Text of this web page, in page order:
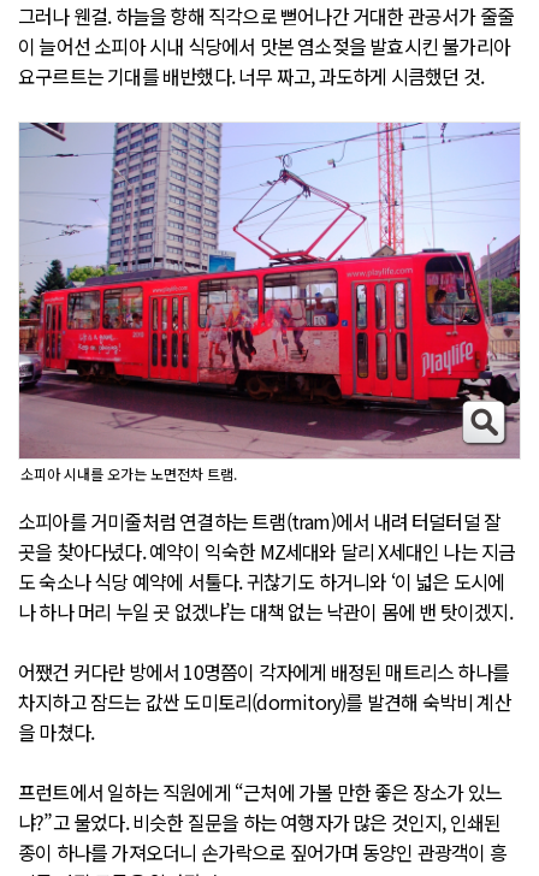
그러나 웬걸. 하늘을 향해 직각으로 뻗어나간 거대한 관공서가 줄줄
이 늘어선 소피아 시내 식당에서 맛본 염소젖을 발효시킨 불가리아
요구르트는 기대를 배반했다. 너무 짜고, 과도하게 시큼했던 것.
소피아 시내를 오가는 노면전차 트램.
소피아를 거미줄처럼 연결하는 트램(tram)에서 내려 터덜터덜 잘
곳을 찾아다녔다. 예약이 익숙한 MZ세대와 달리 X세대인 나는 지금
도 숙소나 식당 예약에 서툴다. 귀찮기도 하거니와 ‘이 넓은 도시에
나 하나 머리 누일 곳 없겠냐’는 대책 없는 낙관이 몸에 밴 탓이겠지.
어쨌건 커다란 방에서 10명쯤이 각자에게 배정된 매트리스 하나를
차지하고 잠드는 값싼 도미토리(dormitory)를 발견해 숙박비 계산
을 마쳤다.
프런트에서 일하는 직원에게 “근처에 가볼 만한 좋은 장소가 있느
냐?”고 물었다. 비슷한 질문을 하는 여행자가 많은 것인지, 인쇄된
종이 하나를 가져오더니 손가락으로 짚어가며 동양인 관광객이 흥